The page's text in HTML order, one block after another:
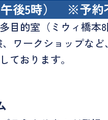
午後5時） ※予
目的室（ミウィ橋
ワークショップなど、
ております。